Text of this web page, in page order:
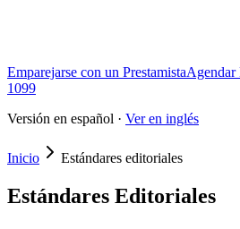
Emparejarse con un PrestamistaAgendar
1099
Versión en español · Ver en inglés
Inicio Estándares editoriales
Estándares Editoriales